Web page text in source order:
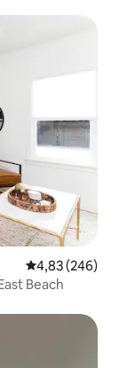
Gemiddelde
4,83 (246)
Beach